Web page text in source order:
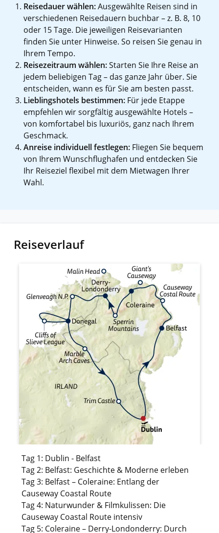
Reisedauer wählen:Ausgewählte Reisen sind in
verschiedenen Reisedauern buchbar – z. B. 8, 10
oder 15 Tage. Die jeweiligen Reisevarianten
finden Sie unter Hinweise. So reisen Sie genau in
Ihrem Tempo.
Reisezeitraum wählen:Starten Sie Ihre Reise an
jedem beliebigen Tag – das ganze Jahr über. Sie
entscheiden, wann es für Sie am besten passt.
Lieblingshotels bestimmen: Für jede Etappe
empfehlen wir sorgfältig ausgewählte Hotels –
von komfortabel bis luxuriös, ganz nach Ihrem
Geschmack.
Anreise individuell festlegen: Fliegen Sie bequem
von Ihrem Wunschflughafen und entdecken Sie
Ihr Reiseziel flexibel mit dem Mietwagen Ihrer
Wahl.
Reiseverlauf
Tag 1: Dublin - Belfast
Tag 2: Belfast: Geschichte & Moderne erleben
Tag 3: Belfast – Coleraine: Entlang der
Causeway Coastal Route
Tag 4: Naturwunder & Filmkulissen: Die
Causeway Coastal Route intensiv
Tag 5: Coleraine – Derry-Londonderry: Durch